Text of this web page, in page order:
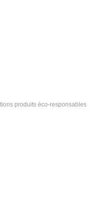
produits éco-responsables